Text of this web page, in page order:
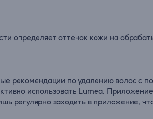
определяет оттенок кожи на
рекомендации по удалению волос с
использовать Lumea.
регулярно заходить в приложение,